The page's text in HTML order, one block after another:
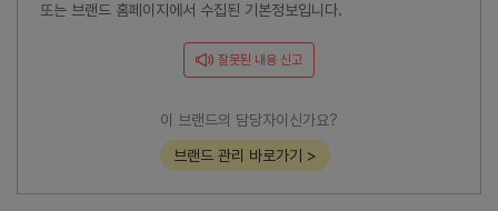
또는 브랜드 홈페이지에서 수집된 기본정보입니다.
잘못된 내용 신고
이 브랜드의 담당자이신가요?
브랜드 관리 바로가기 >